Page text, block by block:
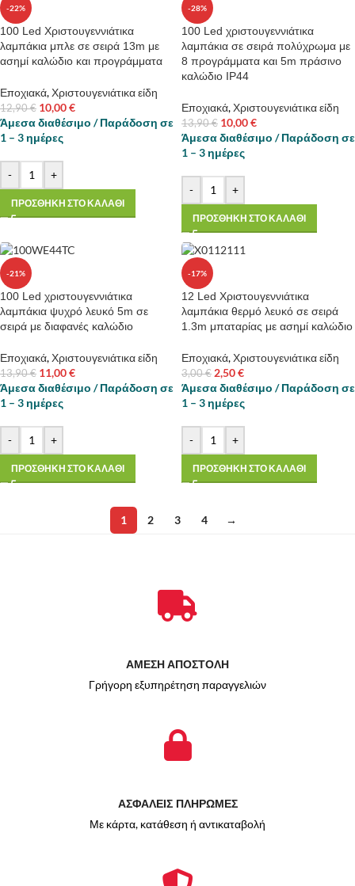
-22%
100 Led Χριστουγεννιάτικα
λαμπάκια μπλε σε σειρά 13m με
ασημί καλώδιο και προγράμματα
Εποχιακά,Χριστουγενιάτικα είδη
12,90€ 10,00€
Άμεσα διαθέσιμο / Παράδοση σε
1 – 3 ημέρες
- +
ΠΡΟΣΘΗΚΗ ΣΤΟ ΚΑΛΑΘΙ
-28%
100 Led χριστουγεννιάτικα
λαμπάκια σε σειρά πολύχρωμα με
8 προγράμματα και 5m πράσινο
καλώδιο IP44
Εποχιακά,Χριστουγενιάτικα είδη
13,90€ 10,00€
Άμεσα διαθέσιμο / Παράδοση σε
1 – 3 ημέρες
- +
ΠΡΟΣΘΗΚΗ ΣΤΟ ΚΑΛΑΘΙ
-21%
100 Led χριστουγεννιάτικα
λαμπάκια ψυχρό λευκό 5m σε
σειρά με διαφανές καλώδιο
Εποχιακά,Χριστουγενιάτικα είδη
13,90€ 11,00€
Άμεσα διαθέσιμο / Παράδοση σε
1 – 3 ημέρες
- +
ΠΡΟΣΘΗΚΗ ΣΤΟ ΚΑΛΑΘΙ
-17%
12 Led Χριστουγεννιάτικα
λαμπάκια θερμό λευκό σε σειρά
1.3m μπαταρίας με ασημί καλώδιο
Εποχιακά,Χριστουγενιάτικα είδη
3,00€ 2,50€
Άμεσα διαθέσιμο / Παράδοση σε
1 – 3 ημέρες
- +
ΠΡΟΣΘΗΚΗ ΣΤΟ ΚΑΛΑΘΙ
1 2 3 4 →
ΑΜΕΣΗ ΑΠΟΣΤΟΛΗ
Γρήγορη εξυπηρέτηση παραγγελιών
ΑΣΦΑΛΕΙΣ ΠΛΗΡΩΜΕΣ
Με κάρτα, κατάθεση ή αντικαταβολή